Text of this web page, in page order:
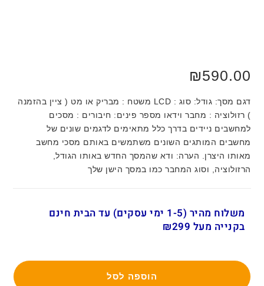
₪590.00
דגם מסך: גודל: סוג : LCD משטח : מבריק או מט ( ציין בהזמנה
) רזולוציה : מחבר וידאו מספר פינים: חיבורים : מסכים
למחשבים ניידים בדרך כלל מתאימים לדגמים שונים של
מחשבים המותגים השונים משתמשים באותם מסכי מחשב
מאותו היצרן. הערה: ודא שהמסך החדש באותו הגודל,
הרזולוציה, וסוג המחבר כמו במסך הישן שלך
משלוח מהיר (1-5 ימי עסקים) עד הבית חינם
בקנייה מעל ₪299
הוספה לסל